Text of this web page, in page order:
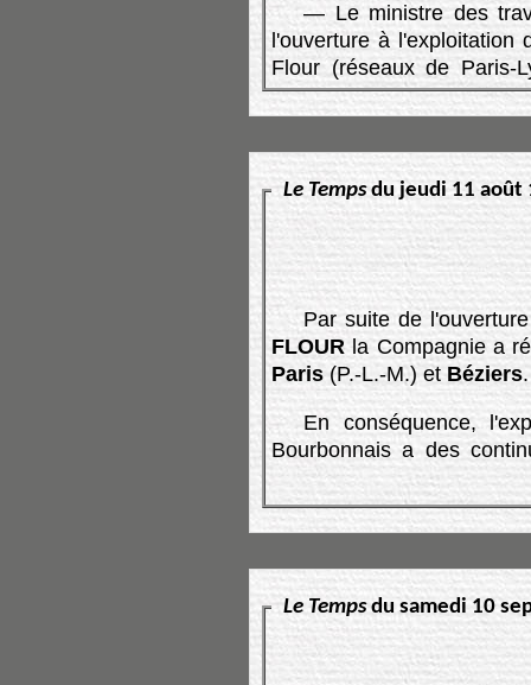
— Le ministre des
l'ouverture à
Flour (réseaux de Paris-
Le Tempsdu jeudi 11 août
Par suite de
FLOUR la Compagnie a
Paris (P.-L.-M.) et Béziers.
En conséquence,
Bourbonnais a des
Le Tempsdu samedi 10